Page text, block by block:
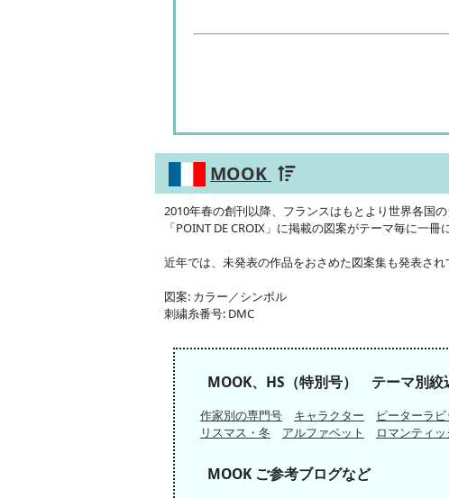
MOOK
2010年春の創刊以降、フランスはもとより世界各国
「POINT DE CROIX」に掲載の図案がテーマ毎に一冊
近年では、未発表の作品をおさめた図案集も発表され
図案: カラー／シンボル
刺繍糸番号: DMC
MOOK、HS（特別号） テーマ別絞
作家別の専門号 キャラクター ピーターラビ
リスマス・冬
アルファベット ロマンティ
MOOK ご参考ブログなど